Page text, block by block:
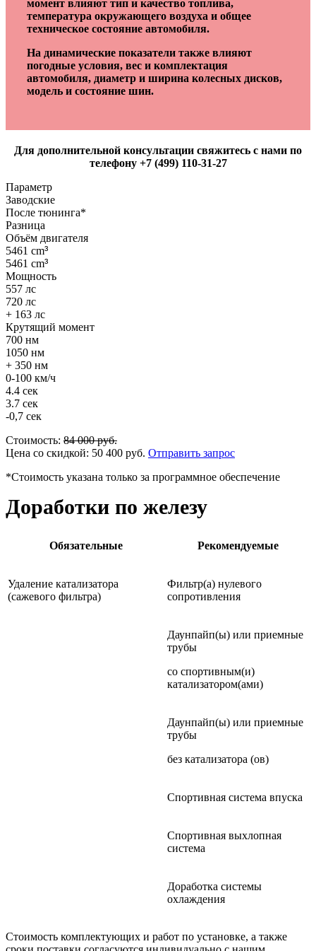
момент влияют тип и качество топлива,
температура окружающего воздуха и общее
техническое состояние автомобиля.
На динамические показатели также влияют
погодные условия, вес и комплектация
автомобиля, диаметр и ширина колесных дисков,
модель и состояние шин.
Для дополнительной консультации свяжитесь с нами по
телефону +7 (499) 110-31-27
Параметр
Заводские
После тюнинга*
Разница
Объём двигателя
5461 cm³
5461 cm³
Мощность
557 лс
720 лс
+ 163 лс
Крутящий момент
700 нм
1050 нм
+ 350 нм
0-100 км/ч
4.4 сек
3.7 сек
-0,7 сек
Стоимость: 84 000руб.
Цена со скидкой: 50 400 руб. Отправить запрос
*Стоимость указана только за программное обеспечение
Доработки по железу
Обязательные Рекомендуемые
Удаление катализатора
(сажевого фильтра)
Фильтр(а) нулевого
сопротивления
Даунпайп(ы) или приемные
трубы
со спортивным(и)
катализатором(ами)
Даунпайп(ы) или приемные
трубы
без катализатора (ов)
Спортивная система впуска
Спортивная выхлопная
система
Доработка системы
охлаждения
Стоимость комплектующих и работ по установке, а также